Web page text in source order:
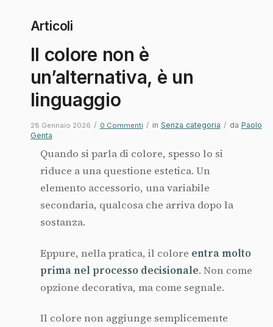
Articoli
Il colore non è
un’alternativa, è un
linguaggio
28 Gennaio 2026 / 0 Commenti / in Senza categoria / da Paolo
Genta
Quando si parla di colore, spesso lo si
riduce a una questione estetica. Un
elemento accessorio, una variabile
secondaria, qualcosa che arriva dopo la
sostanza.
Eppure, nella pratica, il colore entra molto
prima nel processo decisionale. Non come
opzione decorativa, ma come segnale.
Il colore non aggiunge semplicemente